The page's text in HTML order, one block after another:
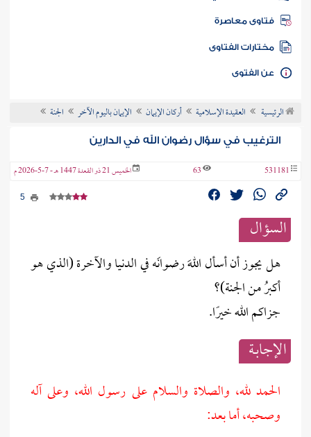
عرض موضوعي
فتاوى معاصرة
مختارات الفتاوى
الفتوى
الرئيسية العقيدة الإسلامية أركان الإيمان الإيمان باليوم الآخر الجنة
الترغيب في سؤال رضوان الله في الدارين
531181
63 الخميس 21 ذو القعدة 1447 هـ - 7-5-2026 م
السؤال
هل يجوز أن أسأل اللهَ رضوانَه في الدنيا والآخرة (الذي هو
أكبرُ من الجنة)؟
جزاكم الله خيرًا.
الإجابــة
الحمد لله، والصلاة والسلام على رسول الله، وعلى آله
وصحبه، أما بعد: